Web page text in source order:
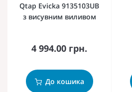
Qtap Evicka 9135103UB
з висувним виливом
4 994.00 грн.
До кошика